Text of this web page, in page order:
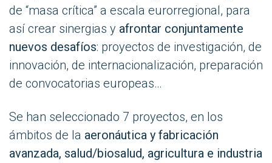
de “masa crítica” a escala eurorregional, para
así crear sinergias y afrontar conjuntamente
nuevos desafíos: proyectos de investigación, de
innovación, de internacionalización, preparación
de convocatorias europeas…
Se han seleccionado 7 proyectos, en los
ámbitos de la aeronáutica y fabricación
avanzada, salud/biosalud, agricultura e industria